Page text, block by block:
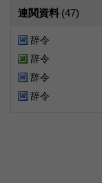
連関資料 (47)
辞令
辞令
辞令
辞令